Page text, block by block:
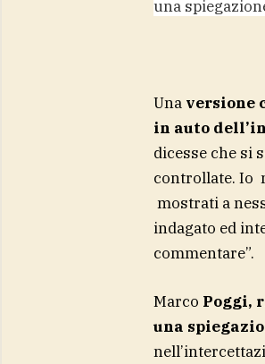
una
Una versione
in auto
dicesse che si
controllate. Io
mostrati a
indagato ed
Marco Poggi,
una